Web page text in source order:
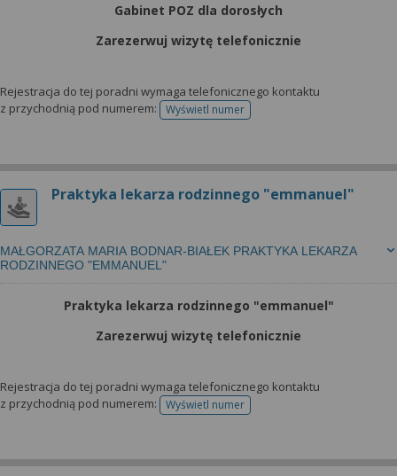
Gabinet POZ dla dorosłych
Zarezerwuj wizytę telefonicznie
Rejestracja do tej poradni wymaga telefonicznego kontaktu
z przychodnią pod numerem:
Wyświetl numertelefonu do rejestracji
Praktyka lekarza rodzinnego "emmanuel"
MAŁGORZATA MARIA BODNAR-BIAŁEK PRAKTYKA LEKARZA
RODZINNEGO "EMMANUEL"
Praktyka lekarza rodzinnego "emmanuel"
Zarezerwuj wizytę telefonicznie
Rejestracja do tej poradni wymaga telefonicznego kontaktu
z przychodnią pod numerem:
Wyświetl numertelefonu do rejestracji